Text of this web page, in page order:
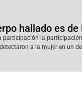
hallado es
participación la
detectaron a la mujer en un